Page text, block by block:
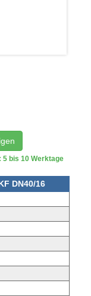
5 bis 10 Werktage
DN40/16